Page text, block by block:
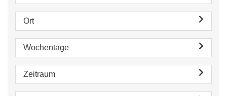
Ort
Wochentage
Zeitraum